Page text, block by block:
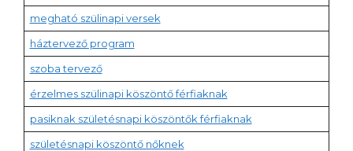
megható szülinapi versek
háztervező program
szoba tervező
érzelmes szülinapi köszöntő férfiaknak
pasiknak születésnapi köszöntők férfiaknak
születésnapi köszöntő nőknek